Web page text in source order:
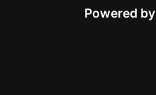
Powered by